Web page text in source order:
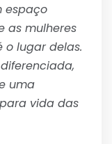
espaço
as mulheres
lugar delas.
uma
vida das